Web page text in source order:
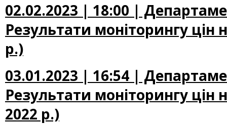
02.02.2023 | 18:00 |
Результати моніторингу цін
р.)
03.01.2023 | 16:54 |
Результати моніторингу цін
2022 р.)